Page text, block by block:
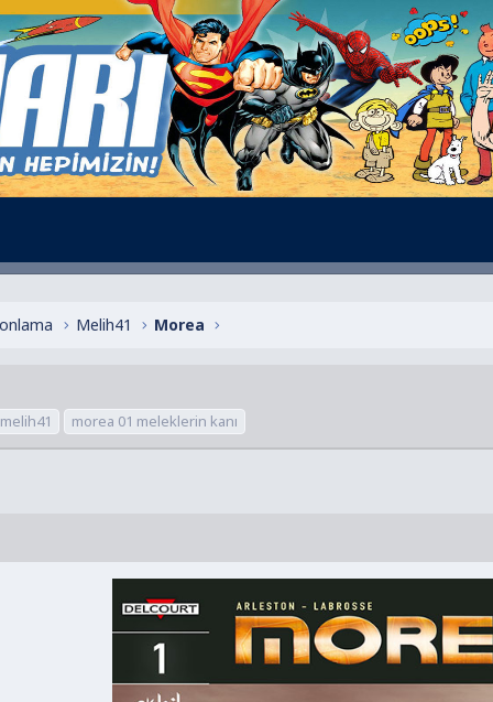
Melih41 Morea
melih41 morea 01 meleklerin kanı